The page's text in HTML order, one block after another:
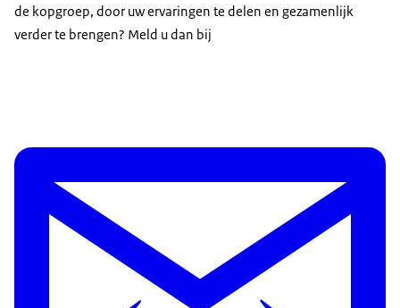
de kopgroep, door uw ervaringen te delen en gezamenlijk
verder te brengen? Meld u dan bij